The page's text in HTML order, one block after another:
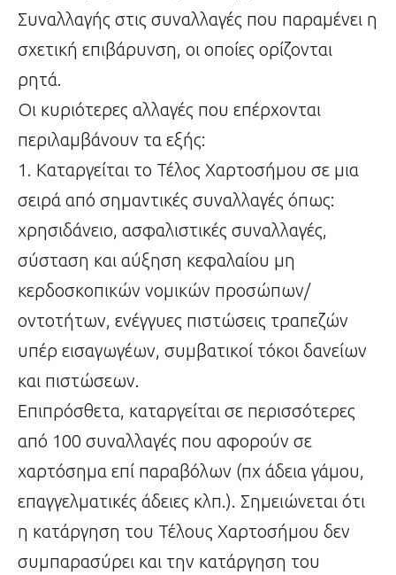
Συναλλαγής στις συναλλαγές που παραμένει η
σχετική επιβάρυνση, οι οποίες ορίζονται
ρητά.
Οι κυριότερες αλλαγές που επέρχονται
περιλαμβάνουν τα εξής:
1. Καταργείται το Τέλος Χαρτοσήμου σε μια
σειρά από σημαντικές συναλλαγές όπως:
χρησιδάνειο, ασφαλιστικές συναλλαγές,
σύσταση και αύξηση κεφαλαίου μη
κερδοσκοπικών νομικών προσώπων/
οντοτήτων, ενέγγυες πιστώσεις τραπεζών
υπέρ εισαγωγέων, συμβατικοί τόκοι δανείων
και πιστώσεων.
Επιπρόσθετα, καταργείται σε περισσότερες
από 100 συναλλαγές που αφορούν σε
χαρτόσημα επί παραβόλων (πχ άδεια γάμου,
επαγγελματικές άδειες κλπ.). Σημειώνεται ότι
η κατάργηση του Τέλους Χαρτοσήμου δεν
συμπαρασύρει και την κατάργηση του